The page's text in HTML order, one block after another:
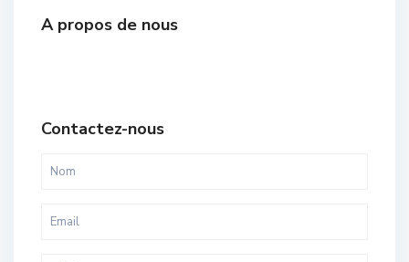
A propos de nous
Contactez-nous